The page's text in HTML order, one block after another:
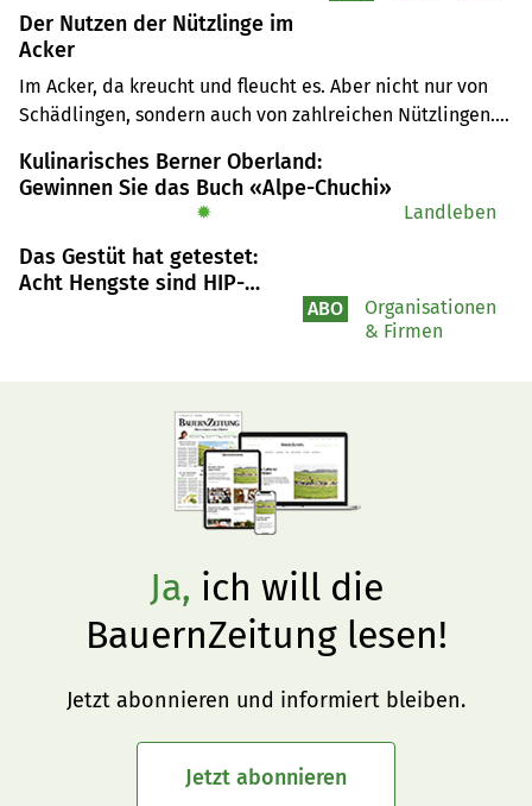
Der Nutzen der Nützlinge im
Acker
Im Acker, da kreucht und fleucht es. Aber nicht nur von
Schädlingen, sondern auch von zahlreichen Nützlingen.
bewirken die natürlich vorkommenden Nützlinge beim
Pflanzenschutz?
Kulinarisches Berner Oberland:
Gewinnen Sie das Buch «Alpe-Chuchi»
✹ Landleben
Das Gestüt hat getestet:
Acht Hengste sind HIP-
ABO
Organisationen
& Firmen
Ja, ich will die
BauernZeitung lesen!
Jetzt abonnieren und informiert bleiben.
Jetzt abonnieren